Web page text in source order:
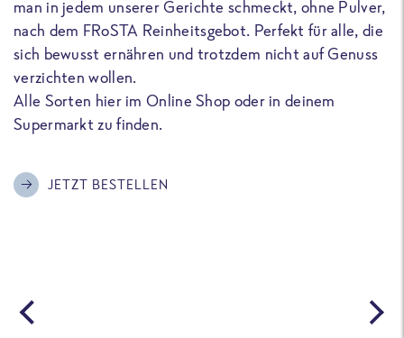
man in jedem unserer Gerichte schmeckt, ohne Pulver,
nach dem FRoSTA Reinheitsgebot. Perfekt für alle, die
sich bewusst ernähren und trotzdem nicht auf Genuss
verzichten wollen.
Alle Sorten hier im Online Shop oder in deinem
Supermarkt zu finden.
JETZT BESTELLEN